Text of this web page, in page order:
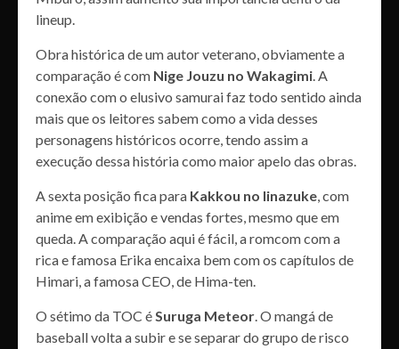
lineup.
Obra histórica de um autor veterano, obviamente a
comparação é com Nige Jouzu no Wakagimi. A
conexão com o elusivo samurai faz todo sentido ainda
mais que os leitores sabem como a vida desses
personagens históricos ocorre, tendo assim a
execução dessa história como maior apelo das obras.
A sexta posição fica para Kakkou no Iinazuke, com
anime em exibição e vendas fortes, mesmo que em
queda. A comparação aqui é fácil, a romcom com a
rica e famosa Erika encaixa bem com os capítulos de
Himari, a famosa CEO, de Hima-ten.
O sétimo da TOC éSuruga Meteor. O mangá de
baseball volta a subir e se separar do grupo de risco